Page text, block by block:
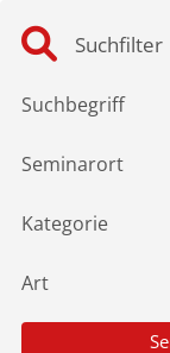
Suchfilter
Suchbegriff
Seminarort
Kategorie
Art